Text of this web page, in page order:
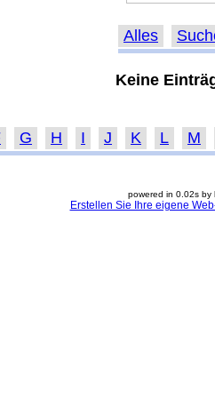
Alles
Keine
G H I J K L M
powered in 0.02s by
Erstellen Sie Ihre eigene